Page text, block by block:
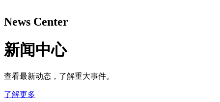
News Center
新闻中心
查看最新动态，了解重大事件。
了解更多